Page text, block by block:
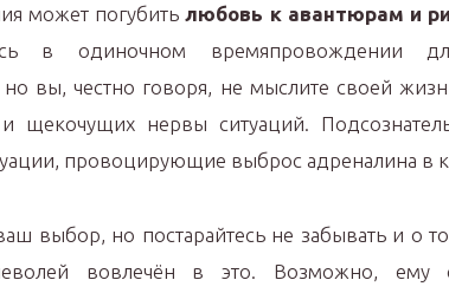
может погубитьлюбовь к авантюрам и
в одиночном времяпровождении для
но вы, честно говоря, не мыслите своей
щекочущих нервы ситуаций.
провоцирующие выброс адреналина в
выбор, но постарайтесь не забывать и о
вовлечён в это. Возможно, ему